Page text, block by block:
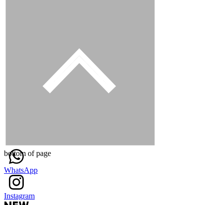
WhatsApp
Instagram
bottom of page